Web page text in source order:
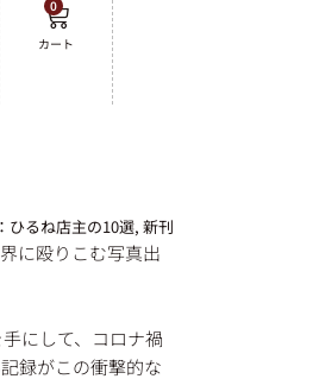
0
カート
ひるね店主の10選, 新刊
に殴りこむ写真出
にして、コロナ禍
録がこの衝撃的な